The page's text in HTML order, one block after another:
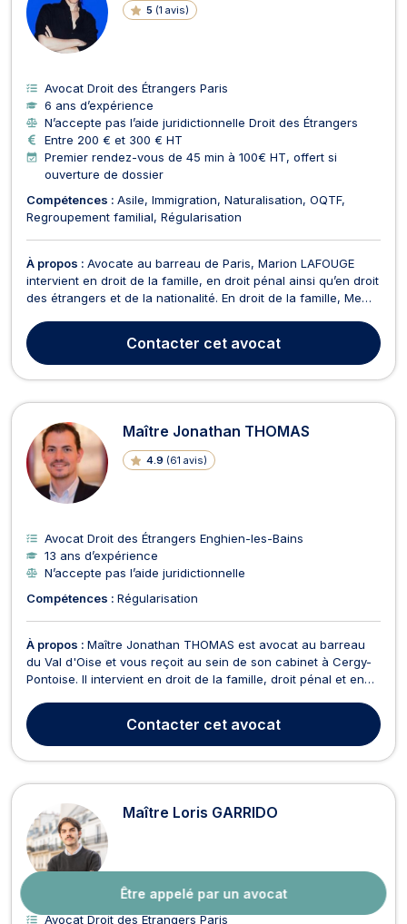
Être appelé par un avocat
5 (1 avis)
Avocat Droit des Étrangers Paris
6 ans d’expérience
N’accepte pas l’aide juridictionnelle Droit des Étrangers
Entre 200 € et 300 € HT
Premier rendez-vous de 45 min à 100€ HT, offert si
ouverture de dossier
Compétences : Asile Immigration Naturalisation OQTF
Regroupement familial Régularisation
À propos : Avocate au barreau de Paris, Marion LAFOUGE
intervient en droit de la famille, en droit pénal ainsi qu’en droit
des étrangers et de la nationalité. En droit de la famille, Me
divorce, de séparation, de rupture de PACS ou encore de
liquidation du régime matrimonial.E...
Contacter cet avocat
Maître Jonathan THOMAS
4.9 (61 avis)
Avocat Droit des Étrangers Enghien-les-Bains
13 ans d’expérience
N’accepte pas l’aide juridictionnelle
Compétences : Régularisation
À propos : Maître Jonathan THOMAS est avocat au barreau
du Val d'Oise et vous reçoit au sein de son cabinet à Cergy-
Pontoise. Il intervient en droit de la famille, droit pénal et en
reconnue en droit de la famille, des personnes et de leur
patrimoine et saura résoudre toutes p...
Contacter cet avocat
Maître Loris GARRIDO
Avocat Droit des Étrangers Paris